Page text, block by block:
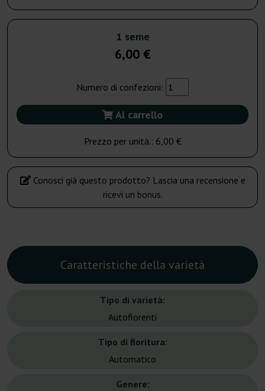
1 seme
6,00 €
Numero di confezioni:
Al carrello
Prezzo per unità.: 6,00 €
Conosci già questo prodotto? Lascia una recensione e
ricevi un bonus.
Caratteristiche della varietà
Tipo di varietà:
Autofiorenti
Tipo di fioritura:
Automatico
Genere: